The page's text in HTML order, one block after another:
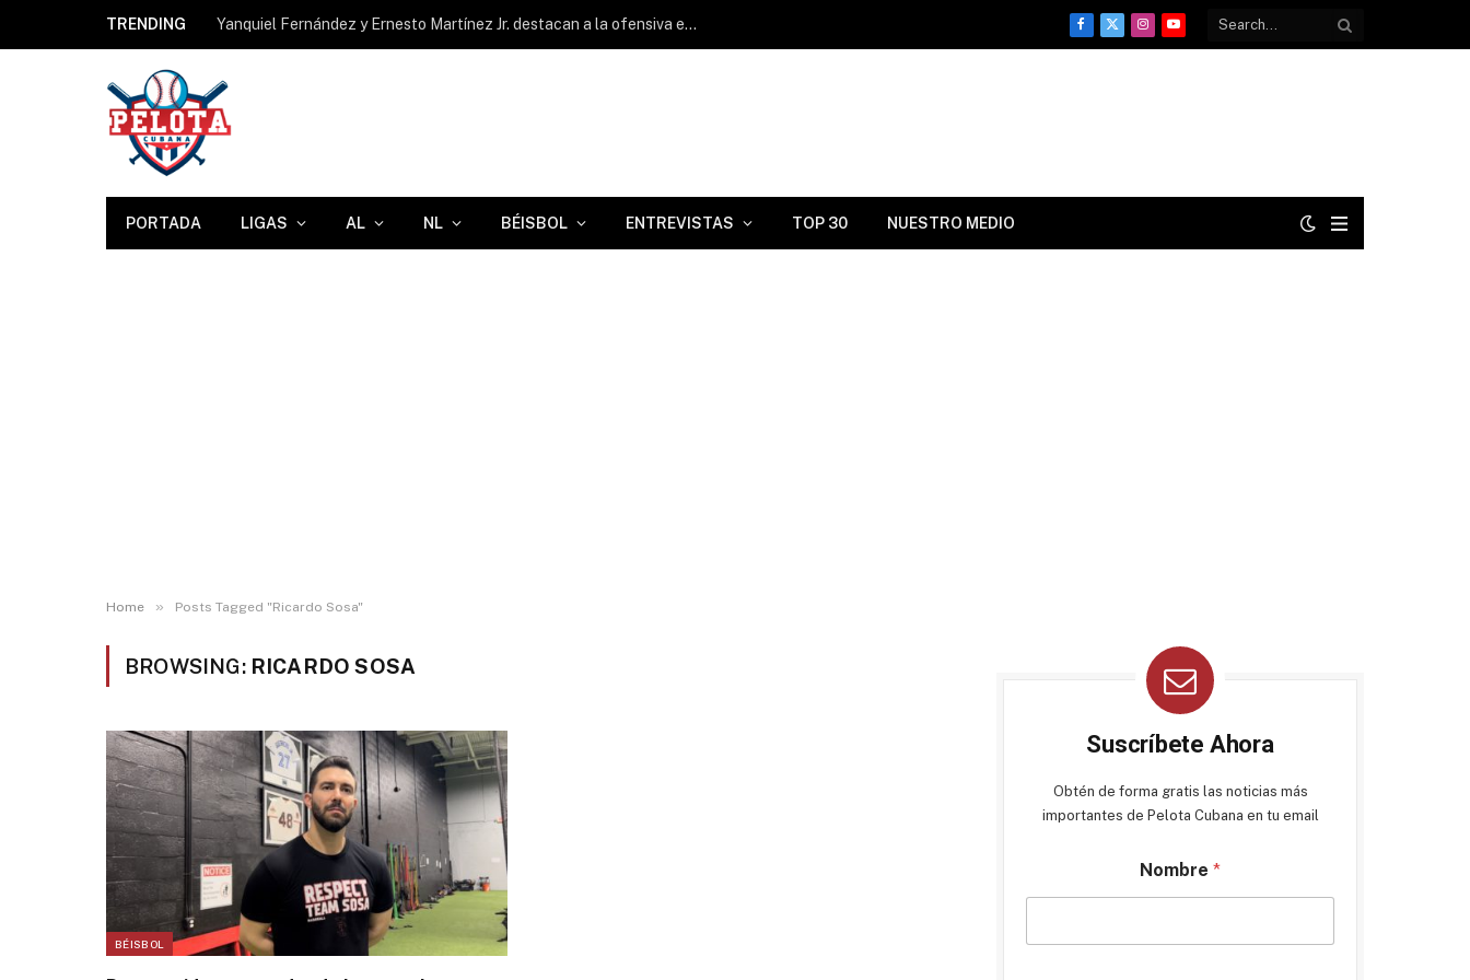
TRENDING Yanquiel Fernández y Ernesto Martínez Jr. destacan a la ofensiva en Triple A
Facebook
X
InstagramYouTube
PORTADA LIGAS AL NL BÉISBOL ENTREVISTAS TOP 30 NUESTRO MEDIO
Home » Posts Tagged "Ricardo Sosa"
BROWSING: RICARDO SOSA
BÉISBOL
Suscríbete Ahora
Obtén de forma gratis las noticias más
importantes de Pelota Cubana en tu email
Nombre *